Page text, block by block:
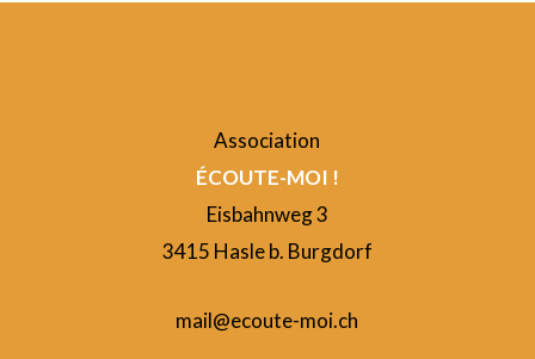
Association
ÉCOUTE-MOI !
Eisbahnweg 3
3415 Hasle b. Burgdorf
mail@ecoute-moi.ch